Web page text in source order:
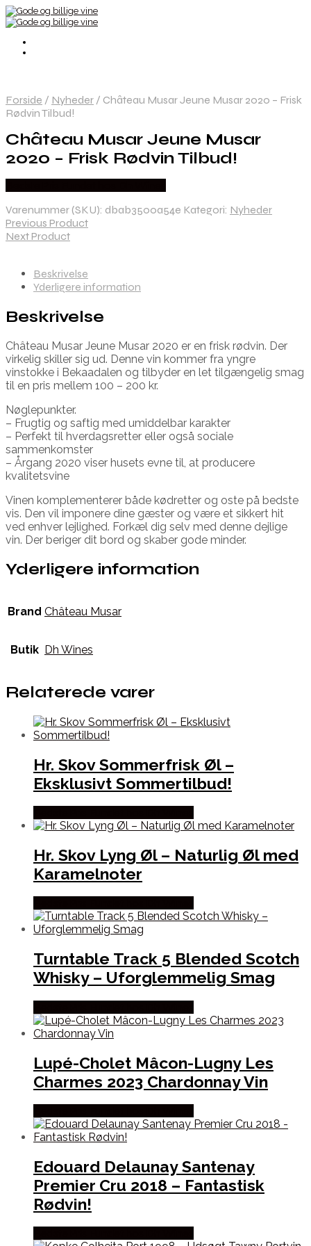
Forside / Nyheder / Château Musar Jeune Musar 2020 – Frisk
Rødvin Tilbud!
Château Musar Jeune Musar
2020 – Frisk Rødvin Tilbud!
Varenummer (SKU): dbab3500a54e Kategori: Nyheder
Previous Product
Next Product
Beskrivelse
Yderligere information
Beskrivelse
Château Musar Jeune Musar 2020 er en frisk rødvin. Der
virkelig skiller sig ud. Denne vin kommer fra yngre
vinstokke i Bekaadalen og tilbyder en let tilgængelig smag
til en pris mellem 100 – 200 kr.
Nøglepunkter.
– Frugtig og saftig med umiddelbar karakter
– Perfekt til hverdagsretter eller også sociale
sammenkomster
– Årgang 2020 viser husets evne til, at producere
kvalitetsvine
Vinen komplementerer både kødretter og oste på bedste
vis. Den vil imponere dine gæster og være et sikkert hit
ved enhver lejlighed. Forkæl dig selv med denne dejlige
vin. Der beriger dit bord og skaber gode minder.
Yderligere information
Brand Château Musar
Butik Dh Wines
Relaterede varer
Hr. Skov Sommerfrisk Øl –
Eksklusivt Sommertilbud!
Hr. Skov Lyng Øl – Naturlig Øl med
Karamelnoter
Turntable Track 5 Blended Scotch
Whisky – Uforglemmelig Smag
Lupé-Cholet Mâcon-Lugny Les
Charmes 2023 Chardonnay Vin
Edouard Delaunay Santenay
Premier Cru 2018 – Fantastisk
Rødvin!